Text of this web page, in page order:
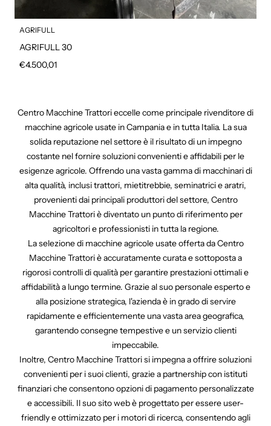
AGRIFULL
AGRIFULL 30
Prezzo regolare
€4.500,01
Centro Macchine Trattori eccelle come principale rivenditore di
macchine agricole usate in Campania e in tutta Italia. La sua
solida reputazione nel settore è il risultato di un impegno
costante nel fornire soluzioni convenienti e affidabili per le
esigenze agricole. Offrendo una vasta gamma di macchinari di
alta qualità, inclusi trattori, mietitrebbie, seminatrici e aratri,
provenienti dai principali produttori del settore, Centro
Macchine Trattori è diventato un punto di riferimento per
agricoltori e professionisti in tutta la regione.
La selezione di macchine agricole usate offerta da Centro
Macchine Trattori è accuratamente curata e sottoposta a
rigorosi controlli di qualità per garantire prestazioni ottimali e
affidabilità a lungo termine. Grazie al suo personale esperto e
alla posizione strategica, l'azienda è in grado di servire
rapidamente e efficientemente una vasta area geografica,
garantendo consegne tempestive e un servizio clienti
impeccabile.
Inoltre, Centro Macchine Trattori si impegna a offrire soluzioni
convenienti per i suoi clienti, grazie a partnership con istituti
finanziari che consentono opzioni di pagamento personalizzate
e accessibili. Il suo sito web è progettato per essere user-
friendly e ottimizzato per i motori di ricerca, consentendo agli